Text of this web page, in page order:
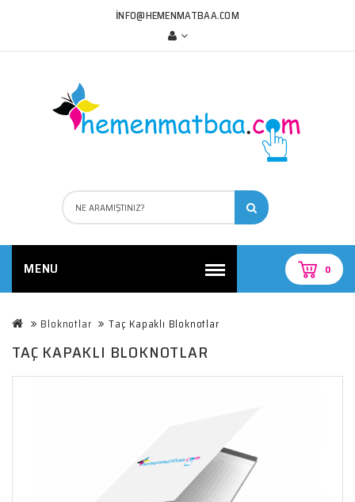
INFO@HEMENMATBAA.COM
0
MENU
Bloknotlar Taç Kapaklı Bloknotlar
TAÇ KAPAKLI BLOKNOTLAR